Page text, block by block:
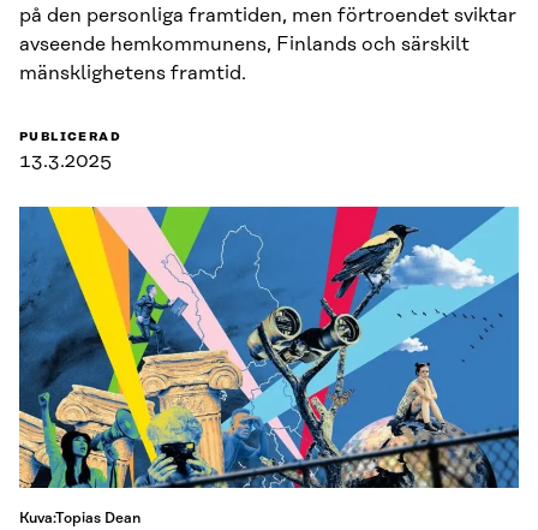
på den personliga framtiden, men förtroendet sviktar
avseende hemkommunens, Finlands och särskilt
mänsklighetens framtid.
PUBLICERAD
13.3.2025
Kuva:Topias Dean